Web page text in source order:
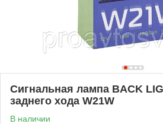
Сигнальная лампа BACK
заднего хода W21W
В наличии